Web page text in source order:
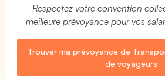
Respectez votre convention
meilleure prévoyance pour vos
Trouver ma prévoyance de
de voyageurs